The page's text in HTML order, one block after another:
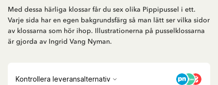
Med dessa härliga klossar får du sex olika Pippipussel i ett.
Varje sida har en egen bakgrundsfärg så man lätt ser vilka sidor
av klossarna som hör ihop. Illustrationerna på pusselklossarna
är gjorda av Ingrid Vang Nyman.